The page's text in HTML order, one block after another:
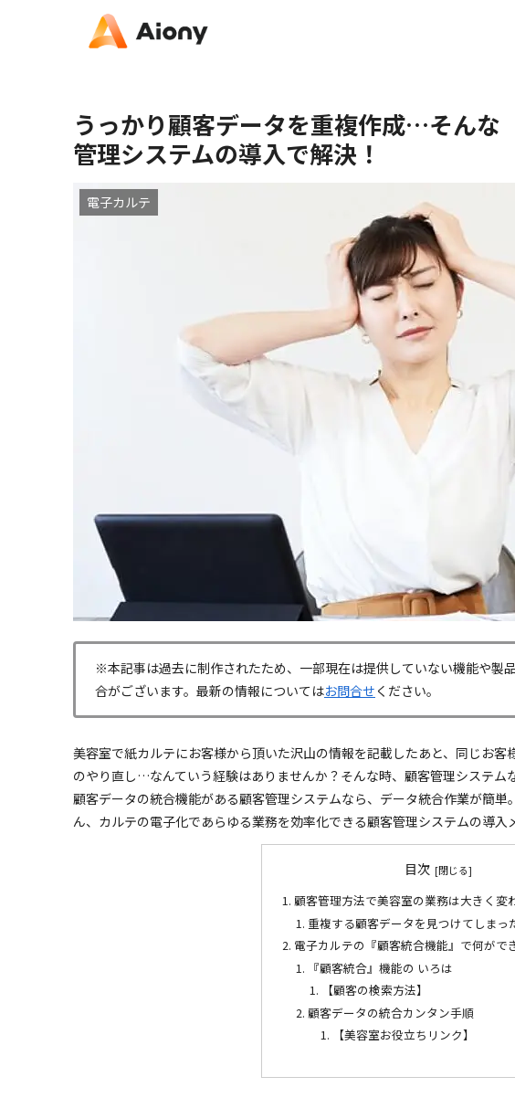
うっかり顧客データを重複作成…そんな
管理システムの導入で解決！
電子カルテ
※本記事は過去に制作されたため、一部現在は提供していない機能や製
合がございます。最新の情報についてはお問合せ ください。
美容室で紙カルテにお客様から頂いた沢山の情報を記載したあと、同じお
のやり直し…なんていう経験はありませんか？そんな時、顧客管理システム
顧客データの統合機能がある顧客管理システムなら、データ統合作業が簡
ん、カルテの電子化であらゆる業務を効率化できる顧客管理システムの導入
目次
顧客管理方法で美容室の業務は大きく変
重複する顧客データを見つけてしまっ
電子カルテの『顧客統合機能』で何がで
『顧客統合』機能の いろは
【顧客の検索方法】
顧客データの統合カンタン手順
【美容室お役立ちリンク】